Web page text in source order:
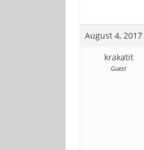
August 4,
krakatit
Guest